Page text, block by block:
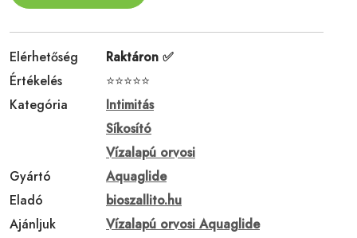
Elérhetőség
Raktáron ✅
Értékelés
⭐⭐⭐⭐⭐
Kategória
Intimitás
Síkosító
Vízalapú orvosi
Gyártó
Aquaglide
Eladó
bioszallito.hu
Ajánljuk
Vízalapú orvosi Aquaglide